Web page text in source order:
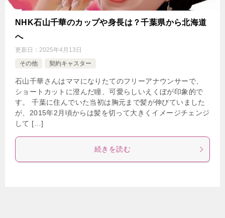
NHK石山千華のカップや身長は？千葉県から北海道
へ
更新日： 2025年4月13日
その他
契約キャスター
石山千華さんはママになりたてのフリーアナウンサーで、
ショートカットに澄んだ瞳、可愛らしいえくぼが印象的で
す。 千葉に住んでいた当初は胸元まで髪が伸びていました
が、2015年2月頃からは髪を切って大きくイメージチェンジ
して […]
続きを読む